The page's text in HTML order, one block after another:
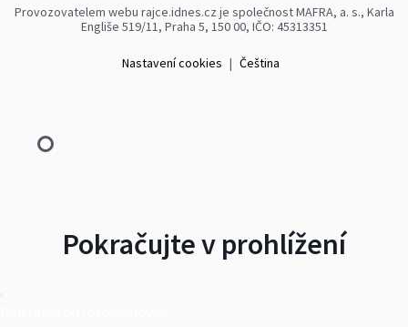
Provozovatelem webu rajce.idnes.cz je společnost MAFRA, a. s., Karla
Engliše 519/11, Praha 5, 150 00, IČO: 45313351
Nastavení cookies | Čeština
Pokračujte v prohlížení